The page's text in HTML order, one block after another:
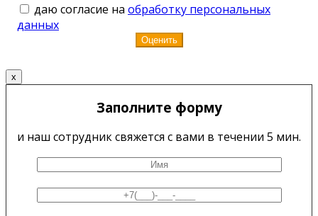
даю согласие на обработку персональных
данных
x
Заполните форму
и наш сотрудник свяжется с вами в течении 5 мин.